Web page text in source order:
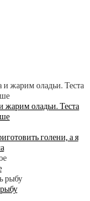
жарим оладьи. Теста
голени, а я